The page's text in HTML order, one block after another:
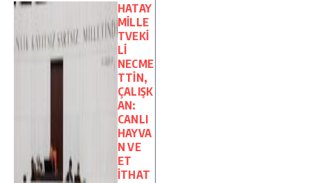
HATAY
MİLLE
TVEKİ
Lİ
NECME
TTİN,
ÇALIŞK
AN:
CANLI
HAYVA
N VE
ET
İTHAT